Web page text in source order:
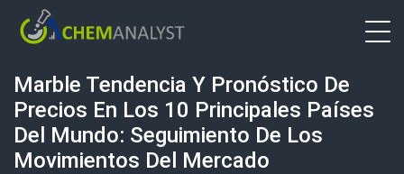
Marble Tendencia Y Pronóstico De
Precios En Los 10 Principales Países
Del Mundo: Seguimiento De Los
Movimientos Del Mercado